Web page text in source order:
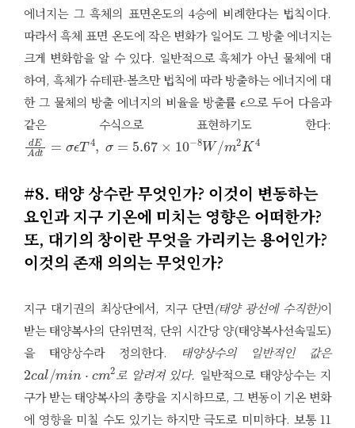
에너지는 그 흑체의 표면온도의 4승에 비례한다는 법칙이다.
따라서 흑체 표면 온도에 작은 변화가 일어도 그 방출 에너지는
크게 변화함을 알 수 있다. 일반적으로 흑체가 아닌 물체에 대
하여, 흑체가 슈테판-볼츠만 법칙에 따라 방출하는 에너지에 대
한 그 물체의 방출 에너지의 비율을 방출률
ϵ
으로 두어 다음과
같은 수식으로 표현하기도 한다:
dEA T 4 σ=5.67 8W/ m 2K 4
#8. 태양 상수란 무엇인가? 이것이 변동하는
요인과 지구 기온에 미치는 영향은 어떠한가?
또, 대기의 창이란 무엇을 가리키는 용어인가?
이것의 존재 의의는 무엇인가?
지구 대기권의 최상단에서, 지구 단면(태양 광선에 수직한)이
받는 태양복사의 단위면적, 단위 시간당 양(태양복사선속밀도)
을 태양상수라 정의한다.
태양상수의 일반적인 값은
2c /m n · m2
로 알려져 있다. 일반적으로 태양상수는 지
구가 받는 태양복사의 총량을 지시하므로, 그 변동이 기온 변화
에 영향을 미칠 수도 있기는 하지만 극도로 미미하다. 보통 11